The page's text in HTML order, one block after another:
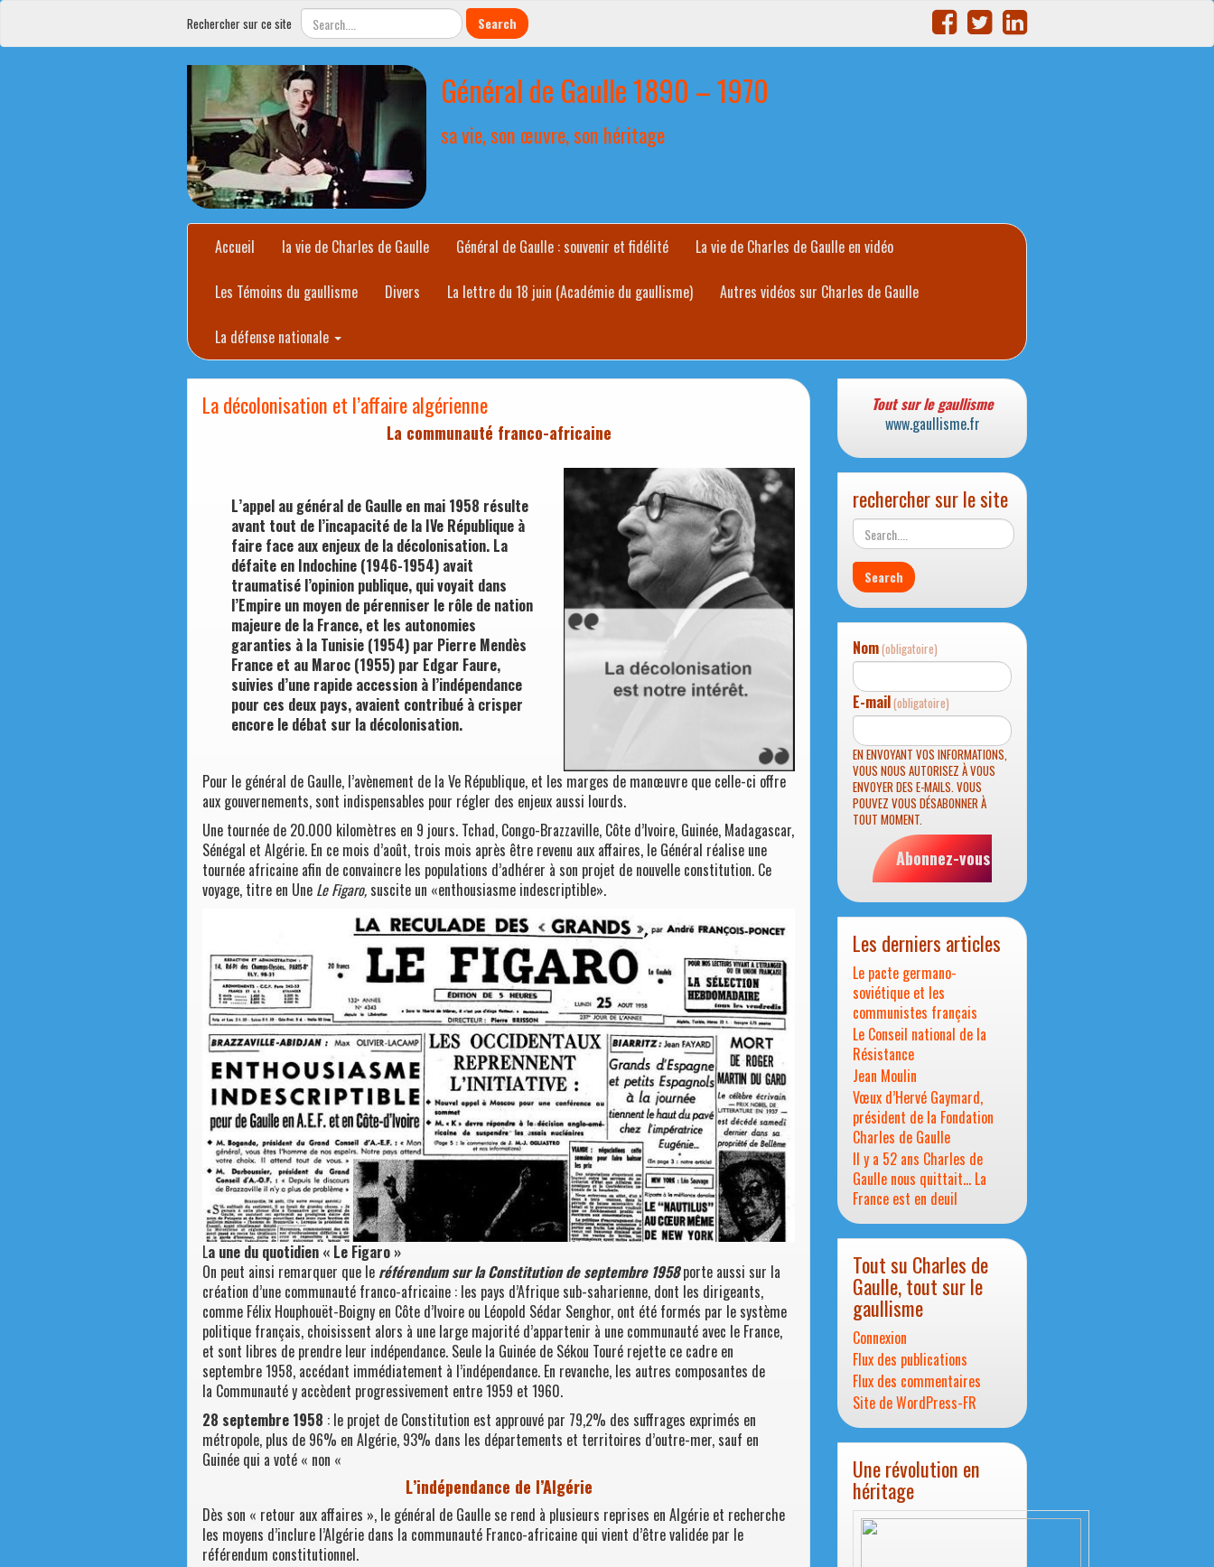
Rechercher sur ce site
Général de Gaulle 1890 – 1970
sa vie, son œuvre, son héritage
Accueil la vie de Charles de Gaulle Général de Gaulle : souvenir et fidélité La vie de Charles de Gaulle en vidéo
Les Témoins du gaullisme Divers La lettre du 18 juin (Académie du gaullisme) Autres vidéos sur Charles de Gaulle
La défense nationale
La décolonisation et l’affaire algérienne
La communauté franco-africaine
L’appel au général de Gaulle en mai 1958 résulte
avant tout de l’incapacité de la IVe République à
faire face aux enjeux de la décolonisation. La
défaite en Indochine (1946-1954) avait
traumatisé l’opinion publique, qui voyait dans
l’Empire un moyen de pérenniser le rôle de nation
majeure de la France, et les autonomies
garanties à la Tunisie (1954) par Pierre Mendès
France et au Maroc (1955) par Edgar Faure,
suivies d’une rapide accession à l’indépendance
pour ces deux pays, avaient contribué à crisper
encore le débat sur la décolonisation.
Pour le général de Gaulle, l’avènement de la Ve République, et les marges de manœuvre que celle-ci offre
aux gouvernements, sont indispensables pour régler des enjeux aussi lourds.
Une tournée de 20.000 kilomètres en 9 jours. Tchad, Congo-Brazzaville, Côte d’Ivoire, Guinée, Madagascar,
Sénégal et Algérie. En ce mois d’août, trois mois après être revenu aux affaires, le Général réalise une
tournée africaine afin de convaincre les populations d’adhérer à son projet de nouvelle constitution. Ce
voyage, titre en Une Le Figaro, suscite un «enthousiasme indescriptible».
La une du quotidien « Le Figaro »
On peut ainsi remarquer que le référendum sur la Constitution de septembre 1958porte aussi sur la
création d’une communauté franco-africaine : les pays d’Afrique sub-saharienne, dont les dirigeants,
comme Félix Houphouët-Boigny en Côte d’Ivoire ou Léopold Sédar Senghor, ont été formés par le système
politique français, choisissent alors à une large majorité d’appartenir à une communauté avec le France,
et sont libres de prendre leur indépendance. Seule la Guinée de Sékou Touré rejette ce cadre en
septembre 1958, accédant immédiatement à l’indépendance. En revanche, les autres composantes de
la Communauté y accèdent progressivement entre 1959 et 1960.
28 septembre 1958 : le projet de Constitution est approuvé par 79,2% des suffrages exprimés en
métropole, plus de 96% en Algérie, 93% dans les départements et territoires d’outre-mer, sauf en
Guinée qui a voté « non «
L’indépendance de l’Algérie
Dès son « retour aux affaires », le général de Gaulle se rend à plusieurs reprises en Algérie et recherche
les moyens d’inclure l’Algérie dans la communauté Franco-africaine qui vient d’être validée par le
référendum constitutionnel.
Tout sur le gaullisme
www.gaullisme.fr
rechercher sur le site
Nom(obligatoire)
E-mail(obligatoire)
EN ENVOYANT VOS INFORMATIONS,
VOUS NOUS AUTORISEZ À VOUS
ENVOYER DES E-MAILS. VOUS
POUVEZ VOUS DÉSABONNER À
TOUT MOMENT.
Abonnez-vous
Les derniers articles
Le pacte germano-
soviétique et les
communistes français
Le Conseil national de la
Résistance
Jean Moulin
Vœux d’Hervé Gaymard,
président de la Fondation
Charles de Gaulle
Il y a 52 ans Charles de
Gaulle nous quittait… La
France est en deuil
Tout su Charles de
Gaulle, tout sur le
gaullisme
Connexion
Flux des publications
Flux des commentaires
Site de WordPress-FR
Une révolution en
héritage